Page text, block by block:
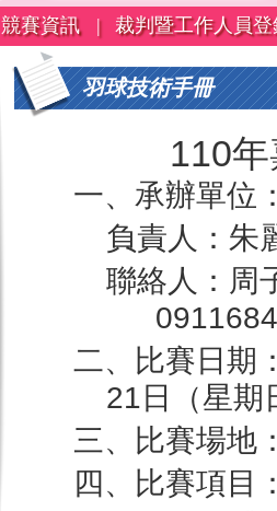
競賽資訊 | 裁判暨工作人員
羽球技術手冊
110
一、承辦單位
負責人：朱
聯絡人：周
二、比賽日期
21日（星期
三、比賽場地
四、比賽項目